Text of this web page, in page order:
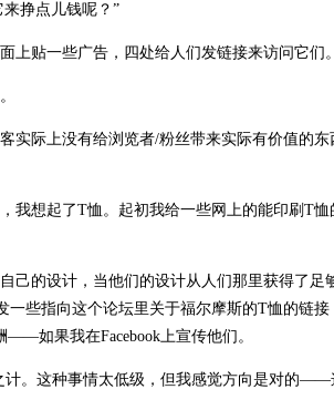
挣点儿钱呢？”
上贴一些广告，四处给人们发链接来访问它们。
际上没有给浏览者/粉丝带来实际有价值的东
我想起了T恤。起初我给一些网上的能印刷T恤
己的设计，当他们的设计从人们那里获得了足
些指向这个论坛里关于福尔摩斯的T恤的链接
如果我在Facebook上宣传他们。
计。这种事情太低级，但我感觉方向是对的——